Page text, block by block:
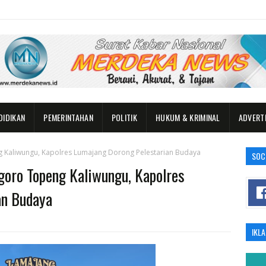
PEMERINTAHAN POLITIK HUKUM & KRIMINAL
Kaliwungu, Kapolres Lumajang Dorong Pelestarian Budaya
Topeng Kaliwungu, Kapolres
Budaya